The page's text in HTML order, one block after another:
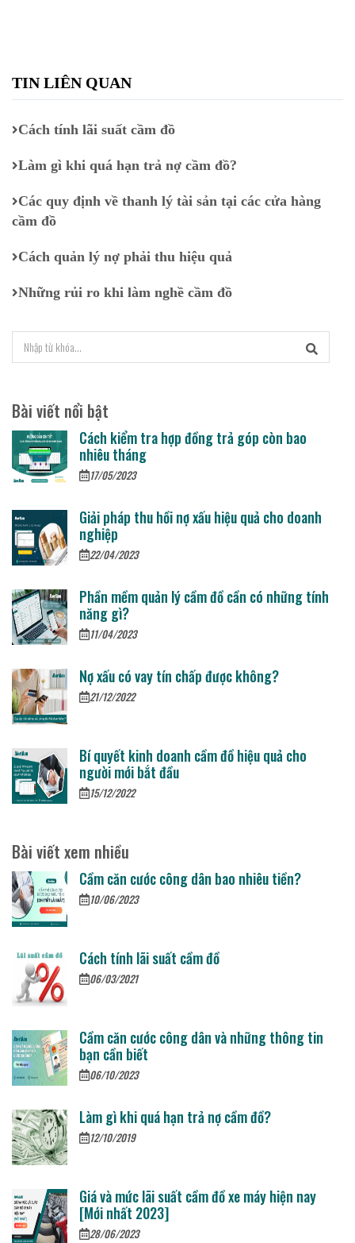
TIN LIÊN QUAN
Cách tính lãi suất cầm đồ
Làm gì khi quá hạn trả nợ cầm đồ?
Các quy định về thanh lý tài sản tại các cửa hàng
cầm đồ
Cách quản lý nợ phải thu hiệu quả
Những rủi ro khi làm nghề cầm đồ
Bài viết nổi bật
Cách kiểm tra hợp đồng trả góp còn bao
nhiêu tháng
17/05/2023
Giải pháp thu hồi nợ xấu hiệu quả cho doanh
nghiệp
22/04/2023
Phần mềm quản lý cầm đồ cần có những tính
năng gì?
11/04/2023
Nợ xấu có vay tín chấp được không?
21/12/2022
Bí quyết kinh doanh cầm đồ hiệu quả cho
người mới bắt đầu
15/12/2022
Bài viết xem nhiều
Cầm căn cước công dân bao nhiêu tiền?
10/06/2023
Cách tính lãi suất cầm đồ
06/03/2021
Cầm căn cước công dân và những thông tin
bạn cần biết
06/10/2023
Làm gì khi quá hạn trả nợ cầm đồ?
12/10/2019
Giá và mức lãi suất cầm đồ xe máy hiện nay
[Mới nhất 2023]
28/06/2023